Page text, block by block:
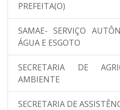
PREFEITA(O)
SAMAE- SERVIÇO
ÁGUA E ESGOTO
SECRETARIA DE
AMBIENTE
SECRETARIA DE